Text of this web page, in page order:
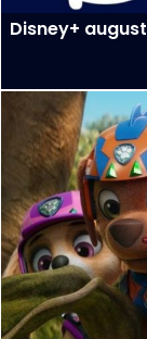
Disney+